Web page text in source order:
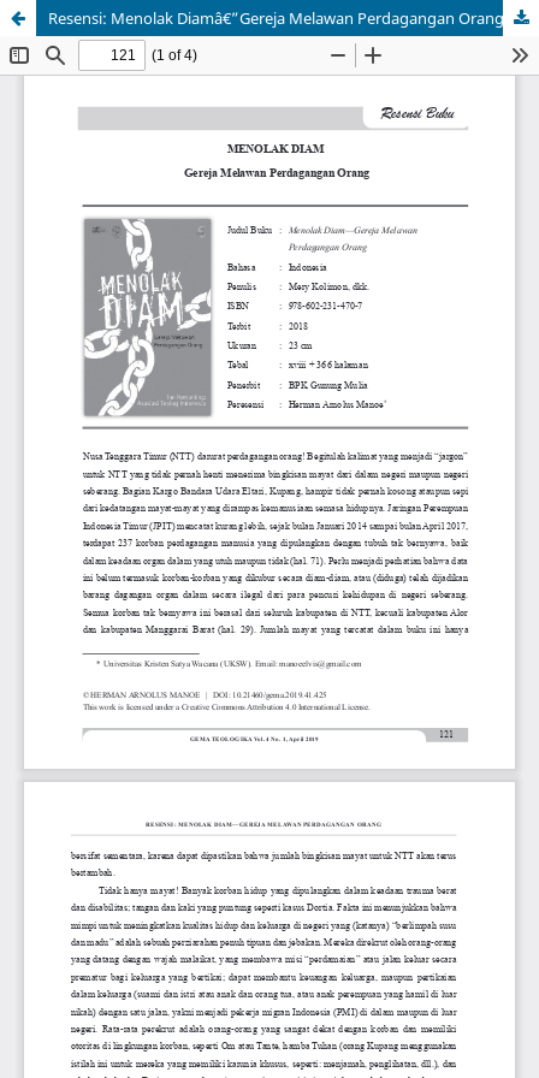
Resensi: Menolak Diamâ€”Gereja Melawan Perdagangan Orang